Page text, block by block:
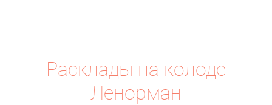
Расклады на колоде
Ленорман